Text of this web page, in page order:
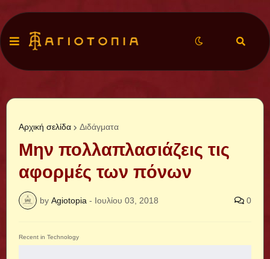
Αρχική σελίδα Διδάγματα
Μην πολλαπλασιάζεις τις
αφορμές των πόνων
by Agiotopia - Ιουλίου 03, 2018 0
Recent in Technology